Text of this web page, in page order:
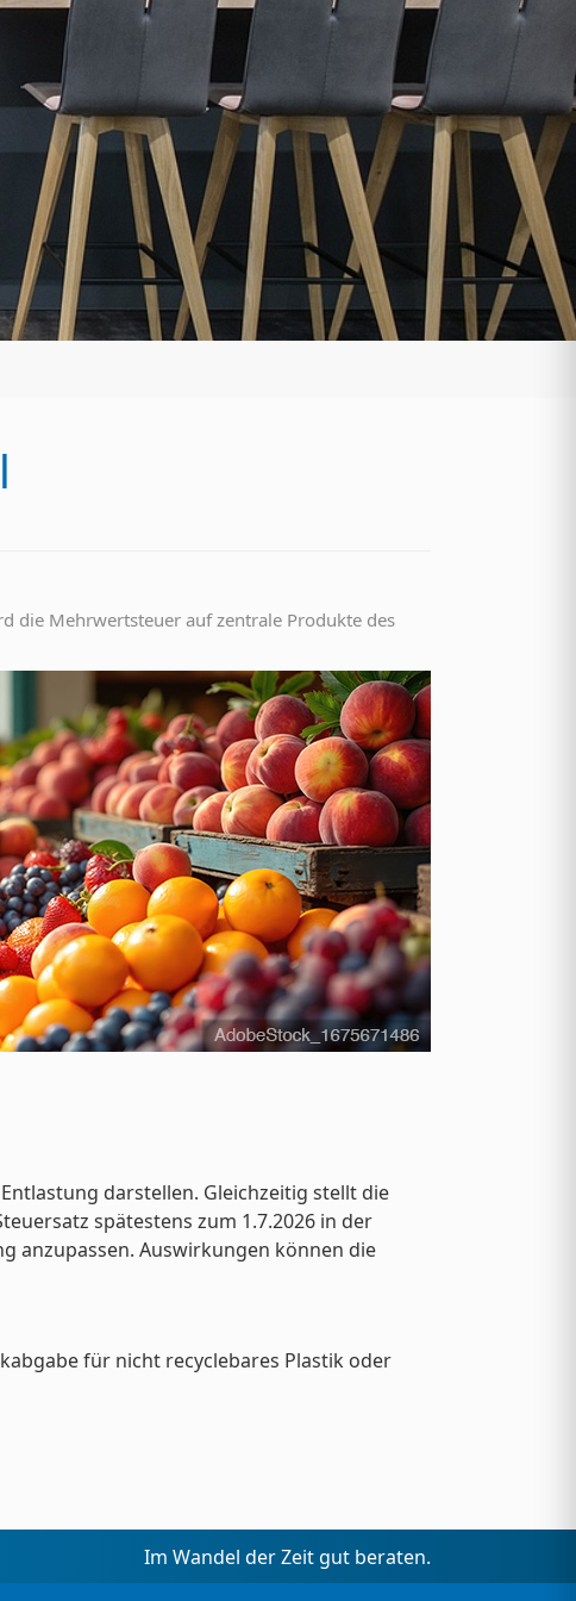
die Mehrwertsteuer auf zentrale Produkte des
darstellen. Gleichzeitig stellt die
spätestens zum 1.7.2026 in der
anzupassen. Auswirkungen können die
für nicht recyclebares Plastik oder
Im Wandel der Zeit gut beraten.